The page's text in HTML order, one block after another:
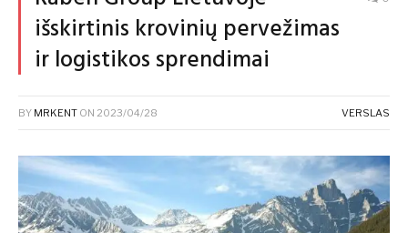
išskirtinis krovinių pervežimas
ir logistikos sprendimai
BY MRKENT ON 2023/04/28 VERSLAS